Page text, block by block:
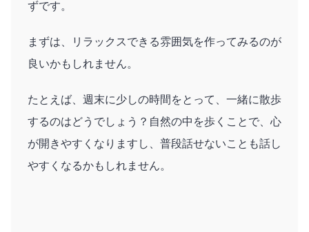
ずです。
まずは、リラックスできる雰囲気を作ってみるのが
良いかもしれません。
たとえば、週末に少しの時間をとって、一緒に散歩
するのはどうでしょう？自然の中を歩くことで、心
が開きやすくなりますし、普段話せないことも話し
やすくなるかもしれません。